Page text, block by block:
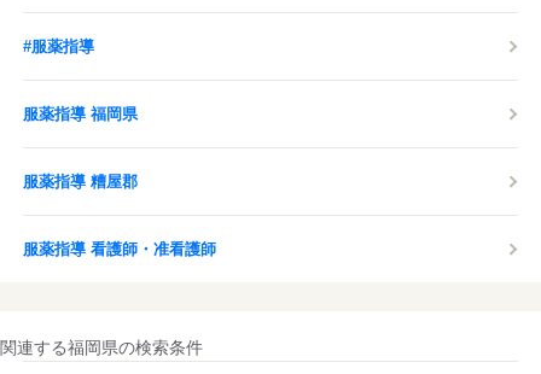
#服薬指導
服薬指導 福岡県
服薬指導 糟屋郡
服薬指導 看護師・准看護師
関連する福岡県の検索条件